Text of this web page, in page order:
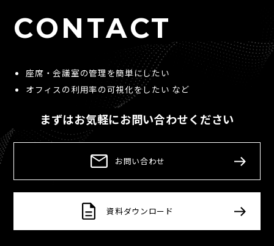
CONTACT
座席・会議室の管理を簡単にしたい
オフィスの利用率の可視化をしたい など
まずはお気軽にお問い合わせください
お問い合わせ
資料ダウンロード